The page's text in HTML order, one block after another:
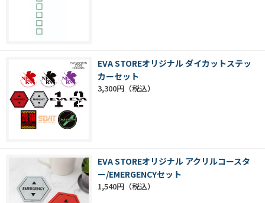
EVA STOREオリジナル ダイカットステッ
カーセット
3,300円
EVA STOREオリジナル アクリルコースタ
ー/EMERGENCYセット
1,540円